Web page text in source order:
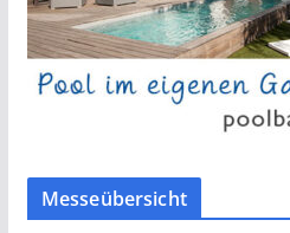
Messeübersicht